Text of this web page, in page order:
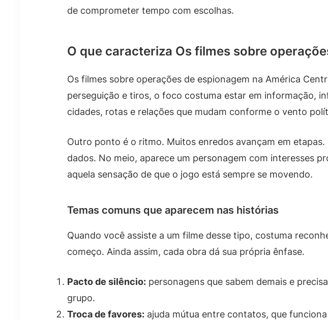
de comprometer tempo com escolhas.
O que caracteriza Os filmes sobre
Os filmes sobre operações de espionagem na América
perseguição e tiros, o foco costuma estar em informação,
cidades, rotas e relações que mudam conforme o vento
Outro ponto é o ritmo. Muitos enredos avançam em
dados. No meio, aparece um personagem com interesses
aquela sensação de que o jogo está sempre se movendo.
Temas comuns que aparecem nas histórias
Quando você assiste a um filme desse tipo, costuma
começo. Ainda assim, cada obra dá sua própria ênfase.
Pacto de silêncio: personagens que sabem demais e
grupo.
Troca de favores: ajuda mútua entre contatos, que